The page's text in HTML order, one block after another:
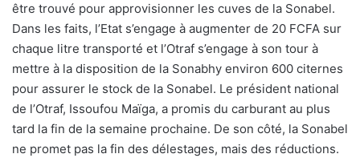
être trouvé pour approvisionner les cuves de la Sonabel.
Dans les faits, l’Etat s’engage à augmenter de 20 FCFA sur
chaque litre transporté et l’Otraf s’engage à son tour à
mettre à la disposition de la Sonabhy environ 600 citernes
pour assurer le stock de la Sonabel. Le président national
de l’Otraf, Issoufou Maïga, a promis du carburant au plus
tard la fin de la semaine prochaine. De son côté, la Sonabel
ne promet pas la fin des délestages, mais des réductions.